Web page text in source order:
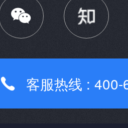

 客服热线 :